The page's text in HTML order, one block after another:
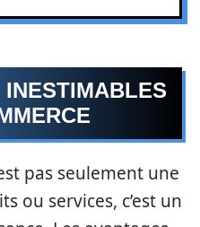
pas seulement une
ou services, c’est un